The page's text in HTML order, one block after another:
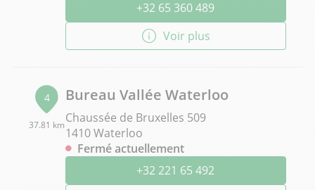
+32 65 360 489
Voir plus
4
37.81 km
Bureau Vallée Waterloo
Chaussée de Bruxelles 509
1410 Waterloo
Fermé actuellement
+32 221 65 492